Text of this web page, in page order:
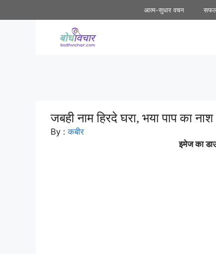
to
आत्म-सुधार वचन
जबही नाम हिरदे घरा, भया पाप का
By :कबीर
इमेज का